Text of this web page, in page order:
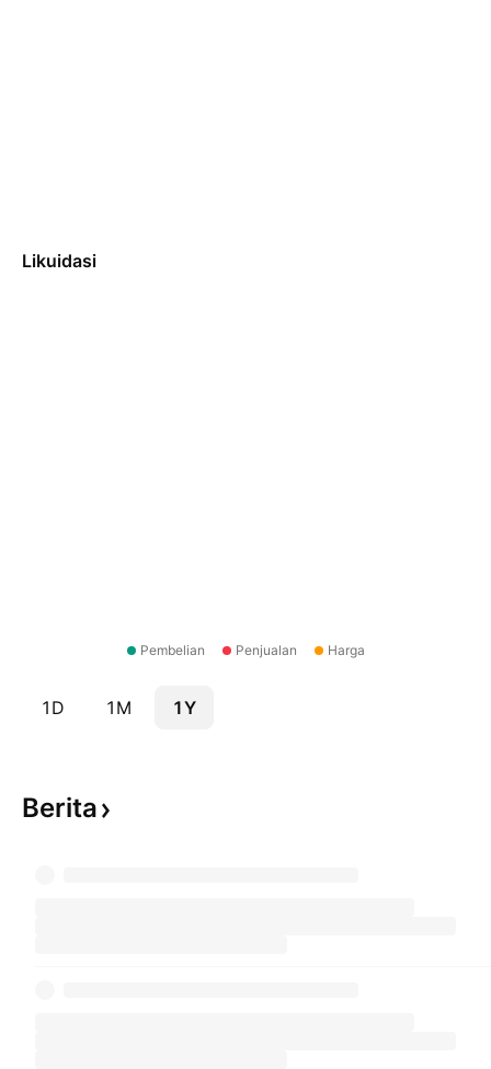
Likuidasi
Pembelian Penjualan Harga
1D 1M 1Y
Berita